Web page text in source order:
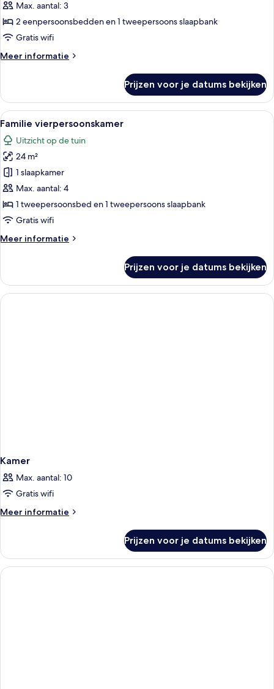
adults
and
1
laden
Max. aantal: 3
2 eenpersoonsbedden en 1 tweepersoons slaapbank
Gratis wifi
Meer informatie
Meer
(2
adults
and
child)
Prijzen voor je datums bekijken
Alle
foto's
voor
Familie
vierpersoonskamer
laden
Een hotelkamer met twee bedden,
6
Familie vierpersoonskamer
Uitzicht op de tuin
24 m²
1 slaapkamer
Max. aantal: 4
1 tweepersoonsbed en 1 tweepersoons slaapbank
Gratis wifi
Meer informatie
Meer
vierpersoonskamer
Prijzen voor je datums bekijken
Kamer
Max. aantal: 10
Gratis wifi
Meer informatie
Meer
Prijzen voor je datums bekijken